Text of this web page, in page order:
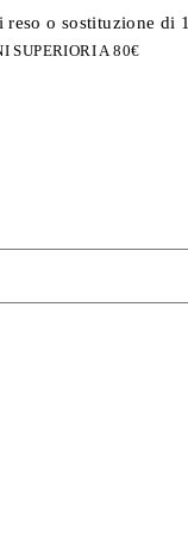
reso o sostituzione di
SUPERIORI A 80€